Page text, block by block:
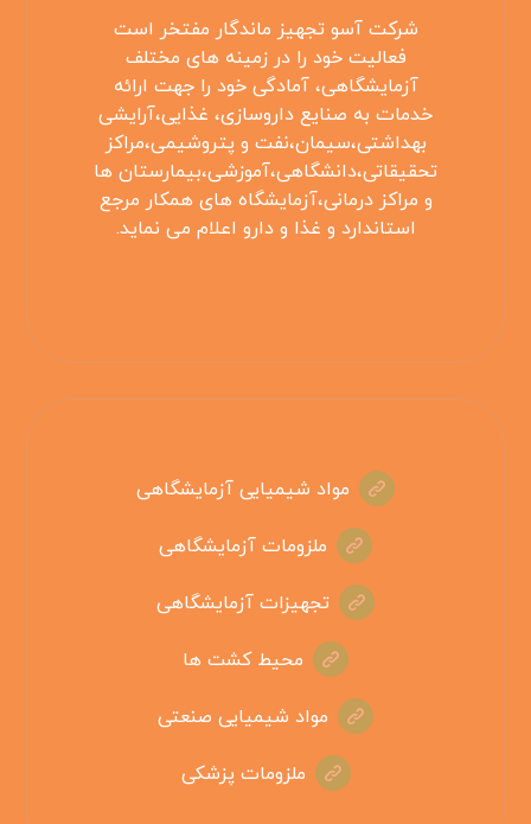
شرکت آسو تجهیز ماندگار مفتخر است
فعالیت خود را در زمینه های مختلف
آزمایشگاهی، آمادگی خود را جهت ارائه
خدمات به صنایع داروسازی، غذایی،آرایشی
بهداشتی،سیمان،نفت و پتروشیمی،مراکز
تحقیقاتی،دانشگاهی،آموزشی،بیمارستان ها
و مراکز درمانی،آزمایشگاه های همکار مرجع
استاندارد و غذا و دارو اعلام می نماید.
مواد شیمیایی آزمایشگاهی
ملزومات آزمایشگاهی
تجهیزات آزمایشگاهی
محیط کشت ها
مواد شیمیایی صنعتی
ملزومات پزشکی